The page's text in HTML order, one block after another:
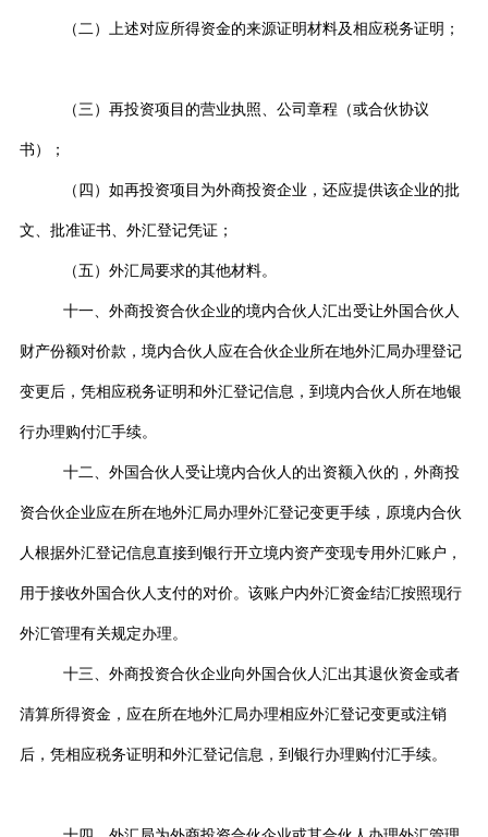
（二）上述对应所得资金的来源证明材料及相应税务证明；
（三）再投资项目的营业执照、公司章程（或合伙协议
书）；
（四）如再投资项目为外商投资企业，还应提供该企业的批
文、批准证书、外汇登记凭证；
（五）外汇局要求的其他材料。
十一、外商投资合伙企业的境内合伙人汇出受让外国合伙人
财产份额对价款，境内合伙人应在合伙企业所在地外汇局办理登记
变更后，凭相应税务证明和外汇登记信息，到境内合伙人所在地银
行办理购付汇手续。
十二、外国合伙人受让境内合伙人的出资额入伙的，外商投
资合伙企业应在所在地外汇局办理外汇登记变更手续，原境内合伙
人根据外汇登记信息直接到银行开立境内资产变现专用外汇账户，
用于接收外国合伙人支付的对价。该账户内外汇资金结汇按照现行
外汇管理有关规定办理。
十三、外商投资合伙企业向外国合伙人汇出其退伙资金或者
清算所得资金，应在所在地外汇局办理相应外汇登记变更或注销
后，凭相应税务证明和外汇登记信息，到银行办理购付汇手续。